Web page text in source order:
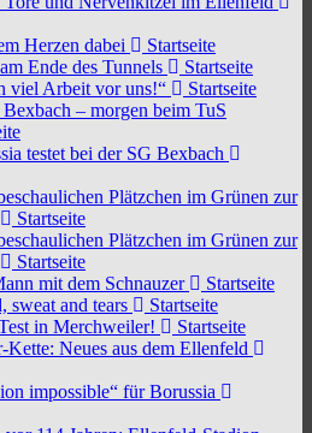
Herzen dabei
Startseite
Ende des Tunnels
Startseite
viel Arbeit vor uns!“
Startseite
– morgen beim TuS
testet bei der SG Bexbach
Plätzchen im Grünen zur
Startseite
Plätzchen im Grünen zur
Startseite
mit dem Schnauzer
Startseite
sweat and tears
Startseite
in Merchweiler!
Startseite
Kette: Neues aus dem Ellenfeld
impossible“ für Borussia